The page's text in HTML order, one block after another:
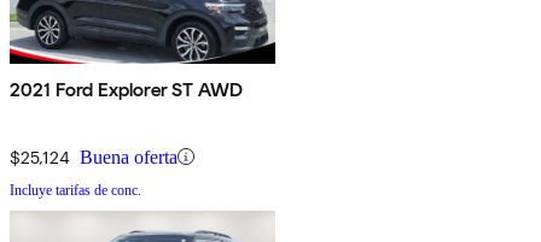
2021 Ford Explorer ST AWD
$25,124 Buena oferta
Incluye tarifas de conc.